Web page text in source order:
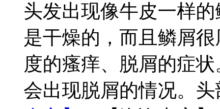
头发出现像牛皮一样
是干燥的，而且鳞屑
度的瘙痒、脱屑的症
会出现脱屑的情况。